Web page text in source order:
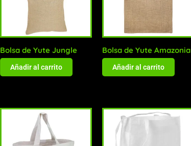
Bolsa de Yute Jungle
Añadir al carrito
Bolsa de Yute Amazonia
Añadir al carrito